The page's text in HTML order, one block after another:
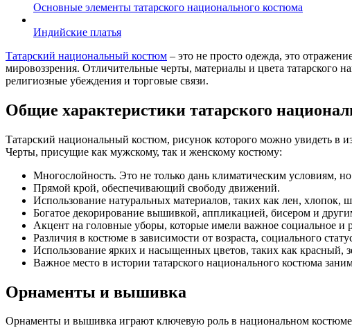
Основные элементы татарского национального костюма
Индийские платья
Татарский национальный костюм – это не просто одежда, это
мировоззрения. Отличительные черты, материалы и цвета татарского
религиозные убеждения и торговые связи.
Общие характеристики татарского
Татарский национальный костюм, рисунок которого можно увидеть в
Черты, присущие как мужскому, так и женскому костюму:
Многослойность. Это не только дань климатическим условиям, но
Прямой крой, обеспечивающий свободу движений.
Использование натуральных материалов, таких как лен, хлопок,
Богатое декорирование вышивкой, аппликацией, бисером и
Акцент на головные уборы, которые имели важное социальное и
Различия в костюме в зависимости от возраста, социального
Использование ярких и насыщенных цветов, таких как
Важное место в истории татарского национального костюма
Орнаменты и вышивка
Орнаменты и вышивка играют ключевую роль в национальном